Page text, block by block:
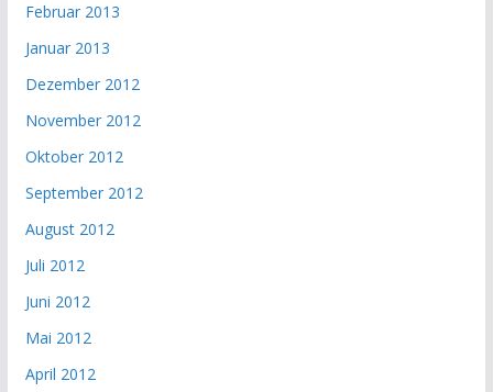
Februar 2013
Januar 2013
Dezember 2012
November 2012
Oktober 2012
September 2012
August 2012
Juli 2012
Juni 2012
Mai 2012
April 2012